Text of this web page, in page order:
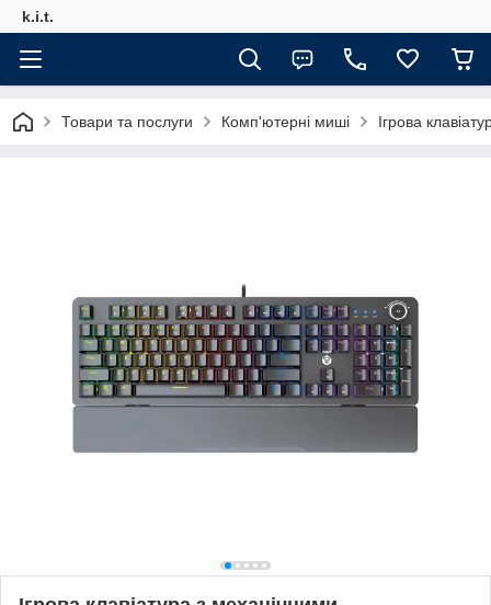
k.i.t.
Товари та послуги Комп'ютерні миші Ігрова